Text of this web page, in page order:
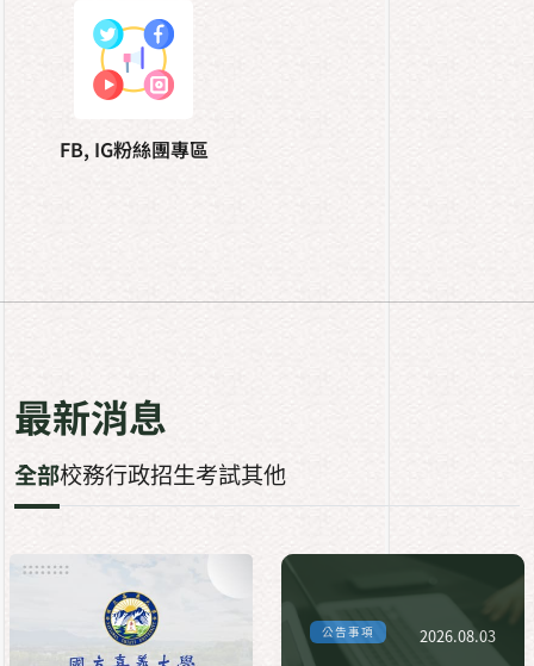
FB, IG粉絲團專區
最新消息
全部校務行政招生考試其他
公告事項 2026.08.03